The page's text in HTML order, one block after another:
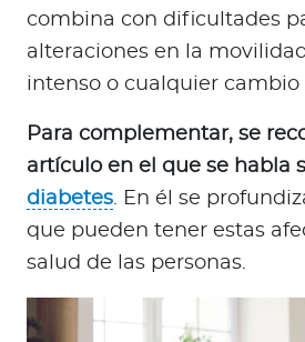
combina con dificultades
alteraciones en la
intenso o cualquier cambio
Para complementar, se
artículo en el que se habla
diabetes. En él se
que pueden tener estas
salud de las personas.